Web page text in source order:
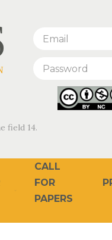
field 14.
CALL
FOR
PAPERS